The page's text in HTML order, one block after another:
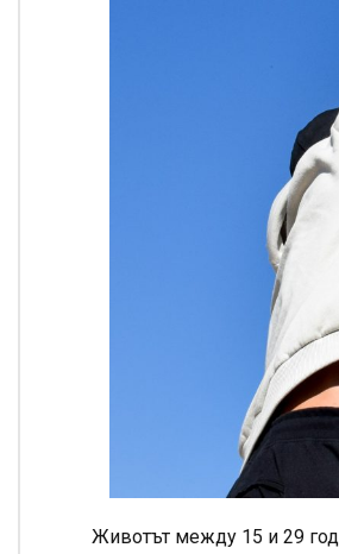
Животът между 15 и 29